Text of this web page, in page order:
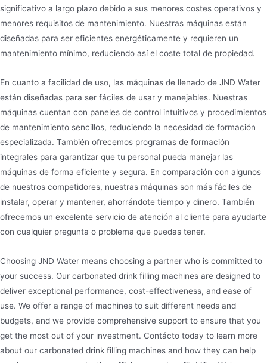
significativo a largo plazo debido a sus menores costes operativos y
menores requisitos de mantenimiento. Nuestras máquinas están
diseñadas para ser eficientes energéticamente y requieren un
mantenimiento mínimo, reduciendo así el coste total de propiedad.
En cuanto a facilidad de uso, las máquinas de llenado de JND Water
están diseñadas para ser fáciles de usar y manejables. Nuestras
máquinas cuentan con paneles de control intuitivos y procedimientos
de mantenimiento sencillos, reduciendo la necesidad de formación
especializada. También ofrecemos programas de formación
integrales para garantizar que tu personal pueda manejar las
máquinas de forma eficiente y segura. En comparación con algunos
de nuestros competidores, nuestras máquinas son más fáciles de
instalar, operar y mantener, ahorrándote tiempo y dinero. También
ofrecemos un excelente servicio de atención al cliente para ayudarte
con cualquier pregunta o problema que puedas tener.
Choosing JND Water means choosing a partner who is committed to
your success. Our carbonated drink filling machines are designed to
deliver exceptional performance, cost-effectiveness, and ease of
use. We offer a range of machines to suit different needs and
budgets, and we provide comprehensive support to ensure that you
get the most out of your investment. Contácto today to learn more
about our carbonated drink filling machines and how they can help